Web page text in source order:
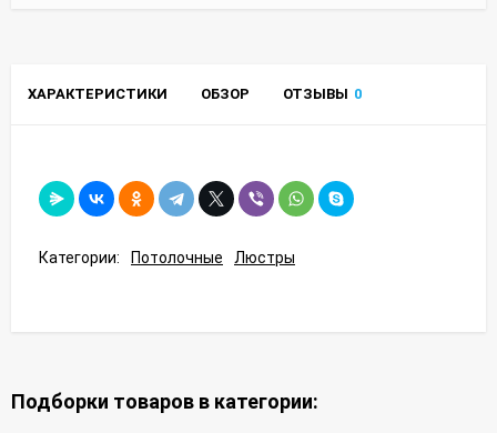
ХАРАКТЕРИСТИКИ ОБЗОР ОТЗЫВЫ 0
Категории: Потолочные Люстры
Подборки товаров в категории: